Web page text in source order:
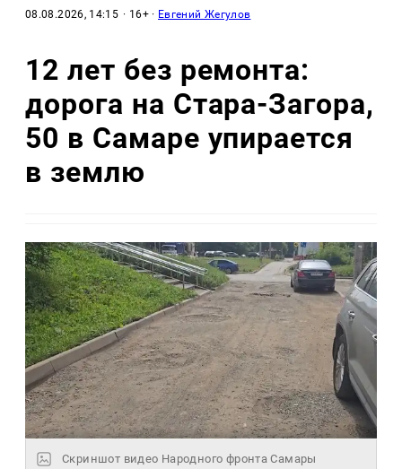
08.08.2026, 14:15 · 16+ · Евгений Жегулов
12 лет без ремонта:
дорога на Стара-Загора,
50 в Самаре упирается
в землю
Скриншот видео Народного фронта Самары